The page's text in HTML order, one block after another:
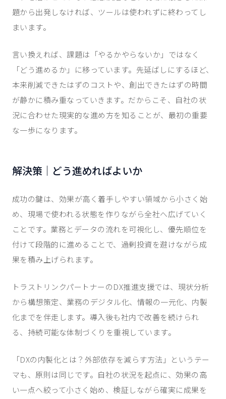
題から出発しなければ、ツールは使われずに終わってし
まいます。
言い換えれば、課題は「やるかやらないか」ではなく
「どう進めるか」に移っています。先延ばしにするほど、
本来削減できたはずのコストや、創出できたはずの時間
が静かに積み重なっていきます。だからこそ、自社の状
況に合わせた現実的な進め方を知ることが、最初の重要
な一歩になります。
解決策｜どう進めればよいか
成功の鍵は、効果が高く着手しやすい領域から小さく始
め、現場で使われる状態を作りながら全社へ広げていく
ことです。業務とデータの流れを可視化し、優先順位を
付けて段階的に進めることで、過剰投資を避けながら成
果を積み上げられます。
トラストリンクパートナーのDX推進支援では、現状分析
から構想策定、業務のデジタル化、情報の一元化、内製
化までを伴走します。導入後も社内で改善を続けられ
る、持続可能な体制づくりを重視しています。
「DXの内製化とは？外部依存を減らす方法」というテー
マも、原則は同じです。自社の状況を起点に、効果の高
い一点へ絞って小さく始め、検証しながら確実に成果を